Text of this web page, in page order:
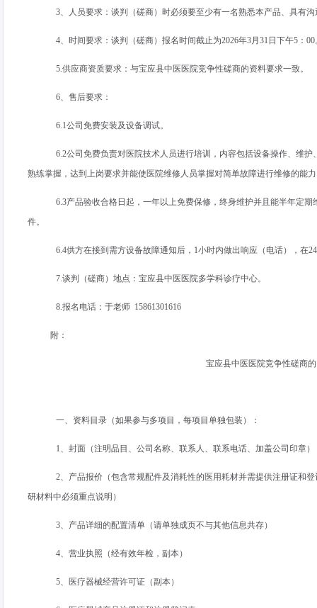
3、人员要求：谈判（磋商）时必须要至少有一名熟悉本产品、具有
4、时间要求：谈判（磋商）报名时间截止为2026年3月 31 日下午5 ： 00
5.供应商资质要求：与宝应县中医医院竞争性磋商的资料要求一致。
6、售后要求：
6.1公司免费安装及设备调试。
6.2公司免费负责对医院技术人员进行培训，内容包括设备操作、维
熟练掌握，达到上岗要求并能使医院维修人员掌握对简单故障进行维修的能
6.3产品验收合格日起，一年以上免费保修，终身维护并且能半年定
件。
6.4供方在接到需方设备故障通知后， 1小时内做出响应（电话），在24
7.谈判（磋商）地点：宝应县中医医院多学科诊疗中心。
8.报名电话：于老师 15861301616
附：
宝应县中医医院竞争性磋商
一、资料目录（如果参与多项目，每项目单独包装）：
1、封面（注明品目、公司名称、联系人、联系电话、加盖公司印章）
2、产品报价（包含常规配件及消耗性的医用耗材并需提供注册证和
研材料中必须重点说明）
3、产品详细的配置清单（请单独成页不与其他信息共存）
4、营业执照（经有效年检，副本）
5、医疗器械经营许可证（副本）